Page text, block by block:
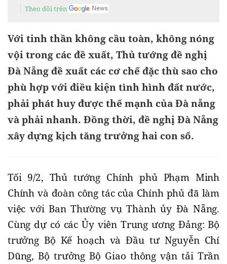
Theo dõi trên
Với tinh thần không cầu toàn, không nóng
vội trong các đề xuất, Thủ tướng đề nghị
Đà Nẵng đề xuất các cơ chế đặc thù sao cho
phù hợp với điều kiện tình hình đất nước,
phải phát huy được thế mạnh của Đà nẵng
và phải nhanh. Đồng thời, đề nghị Đà Nẵng
xây dựng kịch tăng trưởng hai con số.
Tối 9/2, Thủ tướng Chính phủ Phạm Minh
Chính và đoàn công tác của Chính phủ đã làm
việc với Ban Thường vụ Thành ủy Đà Nẵng.
Cùng dự có các Ủy viên Trung ương Đảng: Bộ
trưởng Bộ Kế hoạch và Đầu tư Nguyễn Chí
Dũng, Bộ trưởng Bộ Giao thông vận tải Trần